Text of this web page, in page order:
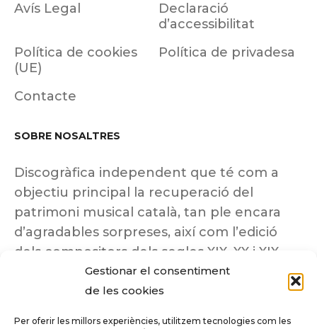
Gestionar el consentiment
de les cookies
Per oferir les millors experiències, utilitzem tecnologies com les
Avís Legal
Declaració
d’accessibilitat
Política de cookies
(UE)
Política de privadesa
Contacte
SOBRE NOSALTRES
Discogràfica independent que té com a
objectiu principal la recuperació del
patrimoni musical català, tan ple encara
d’agradables sorpreses, així com l’edició
dels compositors dels segles XIX, XX i XIX
insuficientment coneguts.